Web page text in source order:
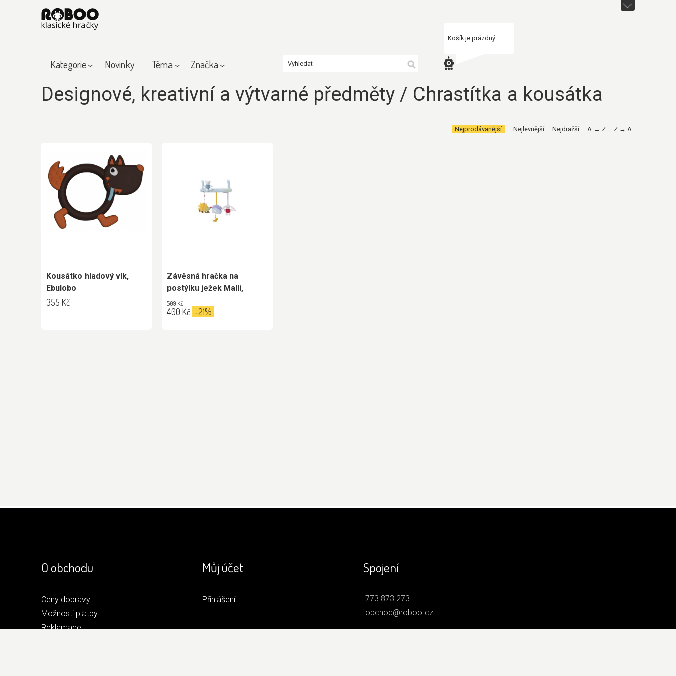
Košík je prázdný…
Kategorie Novinky Téma Značka
Designové, kreativní a výtvarné předměty / Chrastítka a kousátka
Nejprodávanější Nejlevnější Nejdražší A → Z Z → A
Kousátko hladový vlk,
Ebulobo
355 Kč
Závěsná hračka na
postýlku ježek Malli,
Pioupiou
509 Kč
400 Kč -21%
O obchodu
Ceny dopravy
Možnosti platby
Reklamace
Můj účet
Přihlášení
Spojení
773 873 273
obchod@roboo.cz